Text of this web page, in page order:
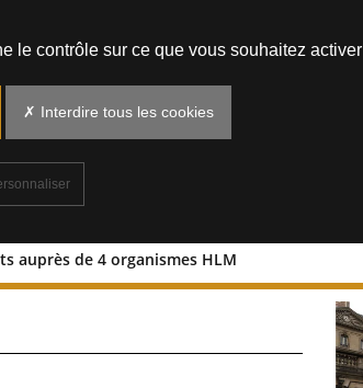
auprès de 4 organismes HLM
souscrits
le contrôle sur ce que vous souhaitez activer
✗ Interdire tous les cookies